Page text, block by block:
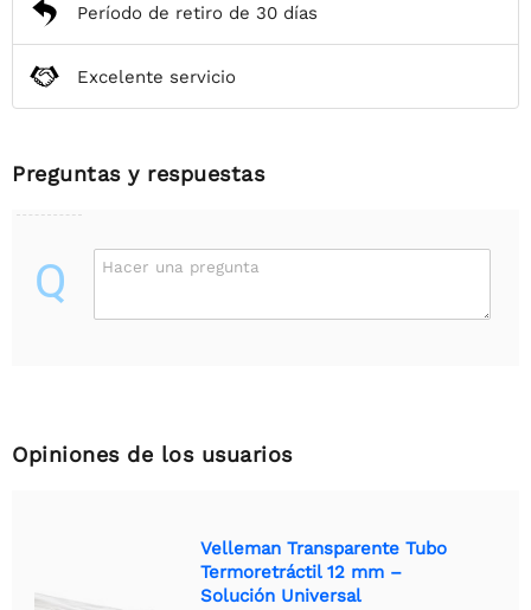
Período de retiro de 30 días
Excelente servicio
Preguntas y respuestas
Q Hacer una pregunta
Opiniones de los usuarios
Velleman Transparente Tubo
Termoretráctil 12 mm –
Solución Universal